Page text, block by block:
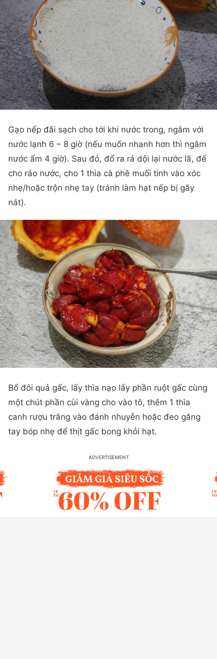
Gạo nếp đãi sạch cho tới khi nước trong, ngâm với
nước lạnh 6 – 8 giờ (nếu muốn nhanh hơn thì ngâm
nước ấm 4 giờ). Sau đó, đổ ra rá dội lại nước lã, để
cho ráo nước, cho 1 thìa cà phê muối tinh vào xóc
nhẹ/hoặc trộn nhẹ tay (tránh làm hạt nếp bị gãy
nát).
Bổ đôi quả gấc, lấy thìa nạo lấy phần ruột gấc cùng
một chút phần cùi vàng cho vào tô, thêm 1 thìa
canh rượu trắng vào đánh nhuyễn hoặc đeo găng
tay bóp nhẹ để thịt gấc bong khỏi hạt.